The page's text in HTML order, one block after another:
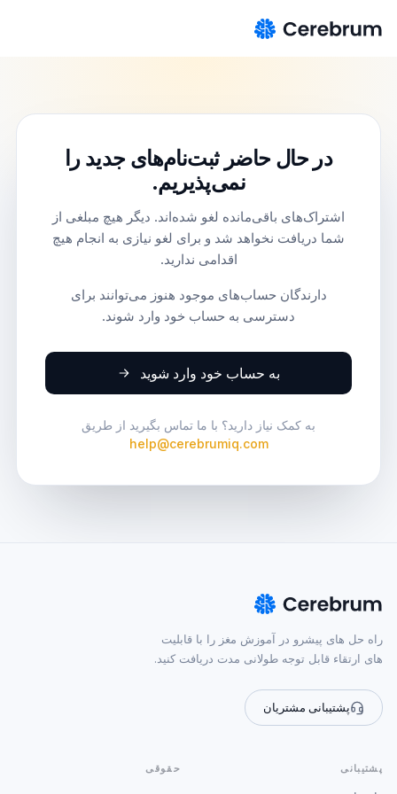
در حال حاضر ثبت‌نام‌های جدید را
نمی‌پذیریم.
اشتراک‌های باقی‌مانده لغو شده‌اند. دیگر هیچ مبلغی از
شما دریافت نخواهد شد و برای لغو نیازی به انجام هیچ
اقدامی ندارید.
دارندگان حساب‌های موجود هنوز می‌توانند برای
دسترسی به حساب خود وارد شوند.
به حساب خود وارد شوید
به کمک نیاز دارید؟ با ما تماس بگیرید از طریق
help@cerebrumiq.com
راه حل های پیشرو در آموزش مغز را با قابلیت
های ارتقاء قابل توجه طولانی مدت دریافت کنید.
پشتیبانی مشتریان
پشتیبانی حقوقی